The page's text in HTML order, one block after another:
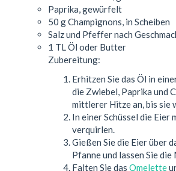
Paprika, gewürfelt
50 g Champignons, in Scheiben
Salz und Pfeffer nach
1 TL Öl oder Butter
Zubereitung:
Erhitzen Sie das Öl in
die Zwiebel, Paprika und
mittlerer Hitze an, bis sie
In einer Schüssel die Eier
verquirlen.
Gießen Sie die Eier über
Pfanne und lassen Sie die
Falten Sie das Omelette